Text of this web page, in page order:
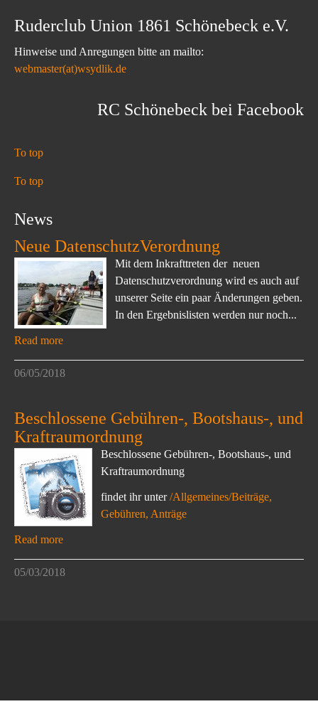
Ruderclub Union 1861 Schönebeck e.V.
Hinweise und Anregungen bitte an mailto:
webmaster(at)wsydlik.de
RC Schönebeck bei Facebook
To top
To top
News
Neue DatenschutzVerordnung
Mit dem Inkrafttreten der neuen
Datenschutzverordnung wird es auch auf
unserer Seite ein paar Änderungen geben.
In den Ergebnislisten werden nur noch...
Read more
06/05/2018
Beschlossene Gebühren-, Bootshaus-, und
Kraftraumordnung
Beschlossene Gebühren-, Bootshaus-, und
Kraftraumordnung
findet ihr unter/Allgemeines/Beiträge,
Gebühren, Anträge
Read more
05/03/2018